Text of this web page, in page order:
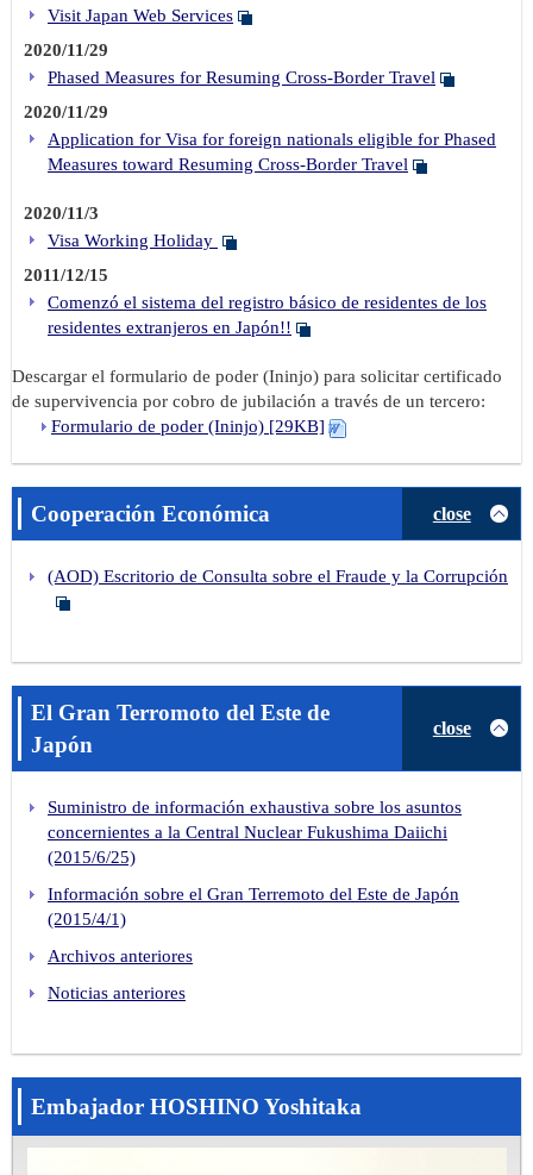
Visit Japan Web Services
2020/11/29
Phased Measures for Resuming Cross-Border Travel
2020/11/29
Application for Visa for foreign nationals eligible for Phased
Measures toward Resuming Cross-Border Travel
2020/11/3
Visa Working Holiday
2011/12/15
Comenzó el sistema del registro básico de residentes de los
residentes extranjeros en Japón!!
Descargar el formulario de poder (Ininjo) para solicitar certificado
de supervivencia por cobro de jubilación a través de un tercero:
Formulario de poder (Ininjo) [29KB]
Cooperación Económica close
(AOD) Escritorio de Consulta sobre el Fraude y la Corrupción
El Gran Terromoto del Este de
Japón
close
Suministro de información exhaustiva sobre los asuntos
concernientes a la Central Nuclear Fukushima Daiichi
(2015/6/25)
Información sobre el Gran Terremoto del Este de Japón
(2015/4/1)
Archivos anteriores
Noticias anteriores
Embajador HOSHINO Yoshitaka